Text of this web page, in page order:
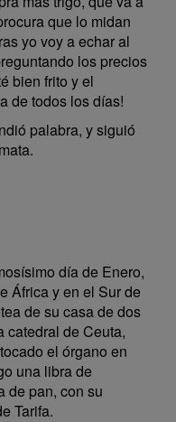
que lo midan
yo voy a echar al
los precios
bien frito y el
de todos los días!
palabra, y siguió
día de Enero,
África y en el Sur de
de su casa de dos
catedral de Ceuta,
el órgano en
una libra de
de pan, con su
Tarifa.